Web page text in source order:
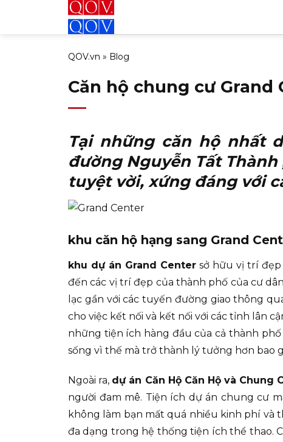
QOV.vn » Blog
Căn hộ chung cư Grand
Tại những căn hộ nhất
đường Nguyễn Tất Thành
tuyệt vời, xứng đáng với
khu căn hộ hạng sang Grand
khu dự án Grand Centersở hữu vị trí đẹp
đến các vị trí đẹp của thành phố của cư
lạc gần với các tuyến đường giao thông
cho việc kết nối và kết nối với các tỉnh lân
những tiện ích hàng đầu của cả thành
sống vì thế mà trở thành lý tưởng hơn bao
Ngoài ra, dự án Căn Hộ Căn Hộ và Chung
người đam mê. Tiện ích dự án chung cư
không làm bạn mất quá nhiều kinh phí và
đa dạng trong hệ thống tiện ích thể thao.